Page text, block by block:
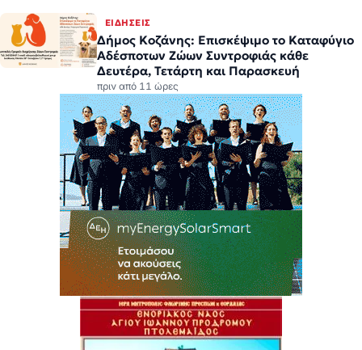
ΕΙΔΉΣΕΙΣ
Δήμος Κοζάνης: Επισκέψιμο το Καταφύγιο
Αδέσποτων Ζώων Συντροφιάς κάθε
Δευτέρα, Τετάρτη και Παρασκευή
πριν από 11 ώρες